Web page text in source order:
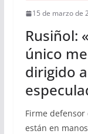
15 de marzo de
Rusiñol:
único
dirigido
Firme
están en